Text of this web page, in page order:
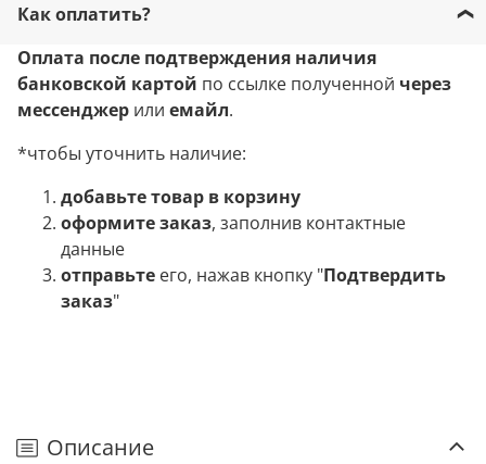
Как оплатить?
Оплата после подтверждения наличия
банковской картой по ссылке полученной через
мессенджер или емайл.
*чтобы уточнить наличие:
добавьте товар в корзину
оформите заказ, заполнив контактные
данные
отправьте его, нажав кнопку "Подтвердить
заказ"
Описание